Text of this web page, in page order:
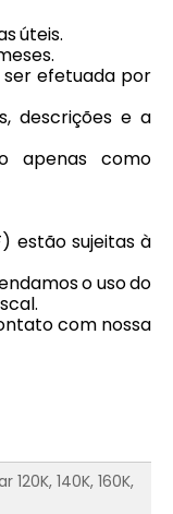
úteis.
efetuada por
descrições e a
apenas como
estão sujeitas à
o uso do
com nossa
140K, 160K,